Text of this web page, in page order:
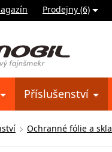
Prodejny (6)
Příslušenství
Ochranné fólie a skla